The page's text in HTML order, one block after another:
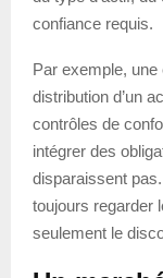
confiance requis.
Par exemple,
distribution d’un
contrôles de
intégrer des
disparaissent
toujours regarder
seulement le